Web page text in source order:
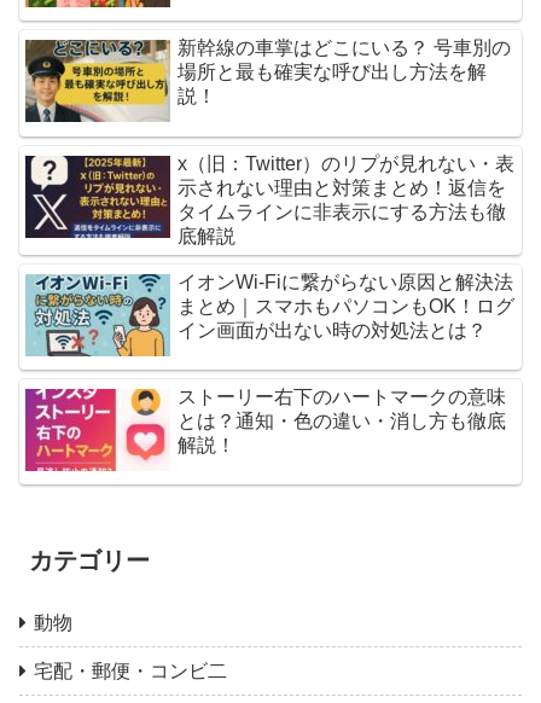
新幹線の車掌はどこにいる？ 号車別の
場所と最も確実な呼び出し方法を解
説！
x（旧：Twitter）のリプが見れない・表
示されない理由と対策まとめ！返信を
タイムラインに非表示にする方法も徹
底解説
イオンWi-Fiに繋がらない原因と解決法
まとめ｜スマホもパソコンもOK！ログ
イン画面が出ない時の対処法とは？
ストーリー右下のハートマークの意味
とは？通知・色の違い・消し方も徹底
解説！
カテゴリー
動物
宅配・郵便・コンビ二